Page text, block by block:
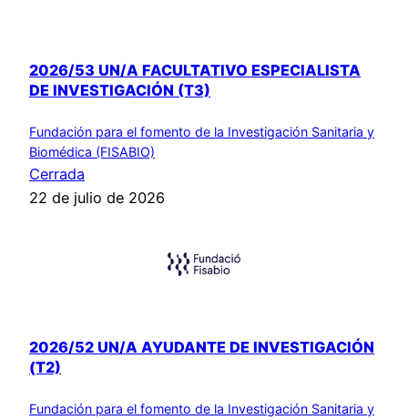
2026/53 UN/A FACULTATIVO ESPECIALISTA
DE INVESTIGACIÓN (T3)
Fundación para el fomento de la Investigación Sanitaria y
Biomédica (FISABIO)
Cerrada
22 de julio de 2026
2026/52 UN/A AYUDANTE DE INVESTIGACIÓN
(T2)
Fundación para el fomento de la Investigación Sanitaria y